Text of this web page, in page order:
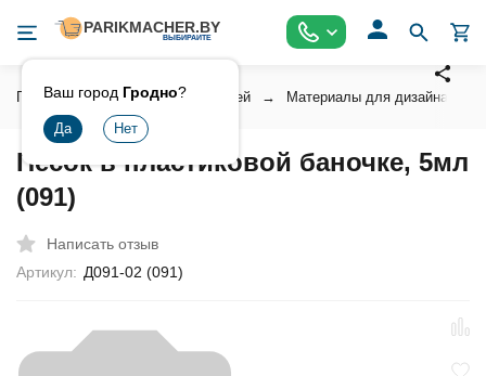
Ваш город Гродно?
Главная Косметика для ногтей Материалы для дизайна
Песок в пластиковой баночке, 5мл
(091)
Написать отзыв
Артикул: Д091-02 (091)